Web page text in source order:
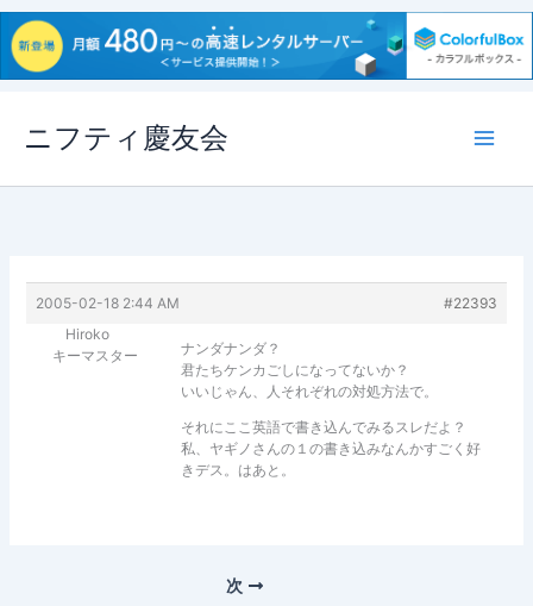
ス
ニフティ慶友会
2005-02-18 2:44 AM
#22393
Hiroko
キーマスター
ナンダナンダ？
君たちケンカごしになってないか？
いいじゃん、人それぞれの対処方法で。
それにここ英語で書き込んでみるスレだよ？
私、ヤギノさんの１の書き込みなんかすごく好
きデス。はあと。
次